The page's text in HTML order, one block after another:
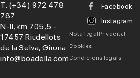
T. (+34) 972 478
787
N-II, km 705,5 -
17457 Riudellots
de la Selva, Girona
info@boadella.com
Facebook
Instagram
Nota legal Privacitat
Cookies
Condicions legals